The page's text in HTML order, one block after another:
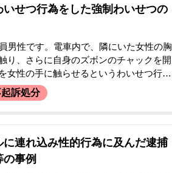
ていたことも指摘されました。依頼者
の前科があったこともあり、対応を相談
した。
いせつ行為をした強制わいせつの
男性です。電車内で、隣にいた女性の胸
り、さらに自身のズボンのチャックを開
女性の手に触らせるというわいせつ行為
、女性と連絡先を交換しましたが、数日
したことは犯罪ですよ」という趣旨のメ
す。依頼者は一度相手をブロックしまし
セージを送ったところ、その翌日に強制
れました。逮捕当日、警察から連絡を受
事務所に電話があり、勾留されるかどう
、すぐに本人に会ってほしいとのことで
訴処分
連れ込み性的行為に及んだ逮捕
事例